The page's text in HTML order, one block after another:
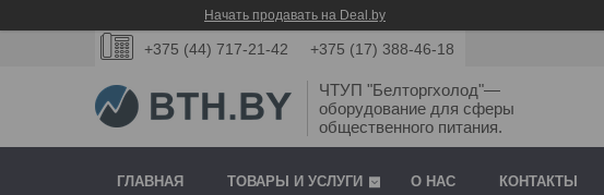
Начать продавать на Deal.by
+375 (44) 717-21-42 +375 (17) 388-46-18
ЧТУП "Белторгхолод"—
оборудование для сферы
общественного питания.
ГЛАВНАЯ ТОВАРЫ И УСЛУГИ О НАС КОНТАКТЫ